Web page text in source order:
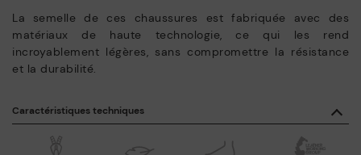
La semelle de ces chaussures est fabriquée avec des
matériaux de haute technologie, ce qui les rend
incroyablement légères, sans compromettre la résistance
et la durabilité.
Caractéristiques techniques